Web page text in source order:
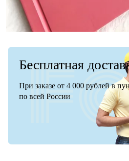
Бесплатная
При заказе от 4 000 рублей в
по всей России